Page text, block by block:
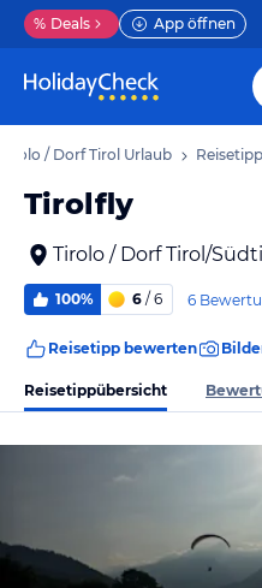
% Deals App öffnen
Tirolo / Dorf Tirol Urlaub
Tirolfly
Tirolo / Dorf Tirol/
100% 6 / 6 6
Reisetipp bewerten
Reisetippübersicht